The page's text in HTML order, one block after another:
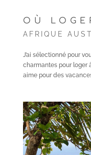
OÙ
AFRIQUE
J’ai sélectionné pour
charmantes pour loger
aime pour des